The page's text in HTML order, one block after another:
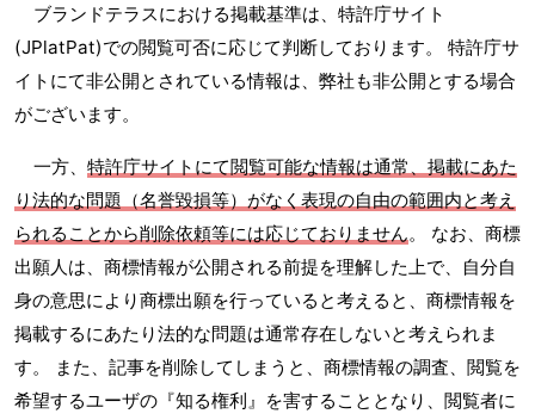
ブランドテラスにおける掲載基準は、特許庁サイト
(JPlatPat)での閲覧可否に応じて判断しております。 特許庁サ
イトにて非公開とされている情報は、弊社も非公開とする場合
がございます。
一方、 特許庁サイトにて閲覧可能な情報は通常、掲載にあた
り法的な問題（名誉毀損等）がなく表現の自由の範囲内と考え
られることから削除依頼等には応じておりません。 なお、商標
出願人は、商標情報が公開される前提を理解した上で、自分自
身の意思により商標出願を行っていると考えると、商標情報を
掲載するにあたり法的な問題は通常存在しないと考えられま
す。 また、記事を削除してしまうと、商標情報の調査、閲覧を
希望するユーザの『知る権利』を害することとなり、閲覧者に